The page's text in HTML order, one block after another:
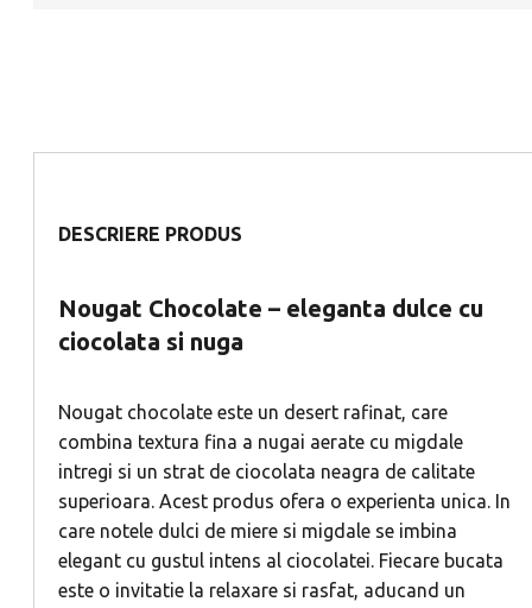
DESCRIERE PRODUS
Nougat Chocolate – eleganta dulce cu
ciocolata si nuga
Nougat chocolate este un desert rafinat, care
combina textura fina a nugai aerate cu migdale
intregi si un strat de ciocolata neagra de calitate
superioara. Acest produs ofera o experienta unica. In
care notele dulci de miere si migdale se imbina
elegant cu gustul intens al ciocolatei. Fiecare bucata
este o invitatie la relaxare si rasfat, aducand un